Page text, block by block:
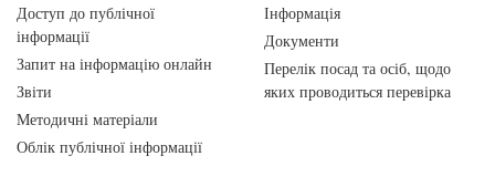
Доступ до публічної
інформації
Запит на інформацію онлайн
Звіти
Методичні матеріали
Облік публічної інформації
Інформація
Документи
Перелік посад та осіб, щодо
яких проводиться перевірка